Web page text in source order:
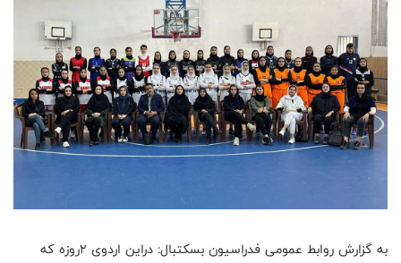
به گزارش روابط عمومی فدراسیون بسکتبال: دراین اردوی ۲روزه که